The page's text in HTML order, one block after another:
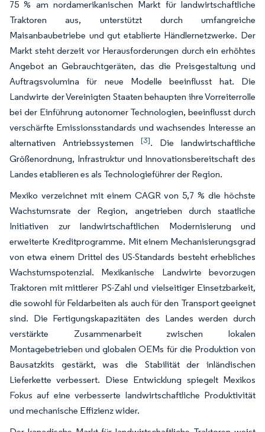
75 % am nordamerikanischen Markt für landwirtschaftliche
Traktoren aus, unterstützt durch umfangreiche
Maisanbaubetriebe und gut etablierte Händlernetzwerke. Der
Markt steht derzeit vor Herausforderungen durch ein erhöhtes
Angebot an Gebrauchtgeräten, das die Preisgestaltung und
Auftragsvolumina für neue Modelle beeinflusst hat. Die
Landwirte der Vereinigten Staaten behaupten ihre Vorreiterrolle
bei der Einführung autonomer Technologien, beeinflusst durch
verschärfte Emissionsstandards und wachsendes Interesse an
alternativen Antriebssystemen [3]. Die landwirtschaftliche
Größenordnung, Infrastruktur und Innovationsbereitschaft des
Landes etablieren es als Technologieführer der Region.
Mexiko verzeichnet mit einem CAGR von 5,7 % die höchste
Wachstumsrate der Region, angetrieben durch staatliche
Initiativen zur landwirtschaftlichen Modernisierung und
erweiterte Kreditprogramme. Mit einem Mechanisierungsgrad
von etwa einem Drittel des US-Standards besteht erhebliches
Wachstumspotenzial. Mexikanische Landwirte bevorzugen
Traktoren mit mittlerer PS-Zahl und vielseitiger Einsetzbarkeit,
die sowohl für Feldarbeiten als auch für den Transport geeignet
sind. Die Fertigungskapazitäten des Landes werden durch
verstärkte Zusammenarbeit zwischen lokalen
Montagebetrieben und globalen OEMs für die Produktion von
Bausatzkits gestärkt, was die Stabilität der inländischen
Lieferkette verbessert. Diese Entwicklung spiegelt Mexikos
Fokus auf eine verbesserte landwirtschaftliche Produktivität
und mechanische Effizienz wider.